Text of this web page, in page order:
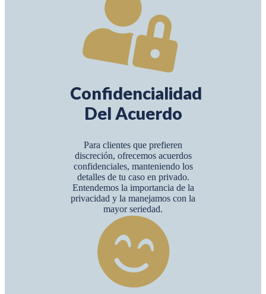
Confidencialidad
Del Acuerdo
Para clientes que prefieren
discreción, ofrecemos acuerdos
confidenciales, manteniendo los
detalles de tu caso en privado.
Entendemos la importancia de la
privacidad y la manejamos con la
mayor seriedad.